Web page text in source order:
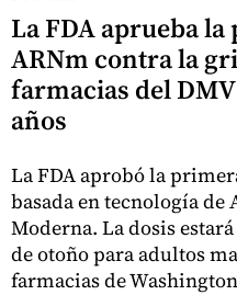
La FDA aprueba
ARNm contra la
farmacias del
años
La FDA aprobó la
basada en tecnología
Moderna. La dosis
de otoño para adultos
farmacias de